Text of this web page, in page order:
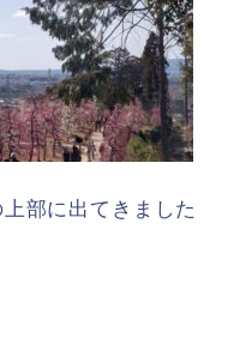
部に出てきました